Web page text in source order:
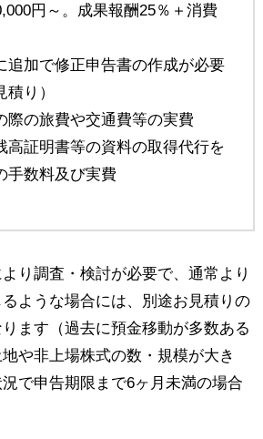
円～。成果報酬25％＋消費
追加で修正申告書の作成が必要
り）
際の旅費や交通費等の実費
高証明書等の資料の取得代行を
手数料及び実費
り調査・検討が必要で、通常より
ような場合には、別途お見積りの
ます（過去に預金移動が多数ある
や非上場株式の数・規模が大き
で申告期限まで6ヶ月未満の場合